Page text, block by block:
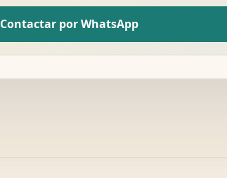
Contactar por WhatsApp